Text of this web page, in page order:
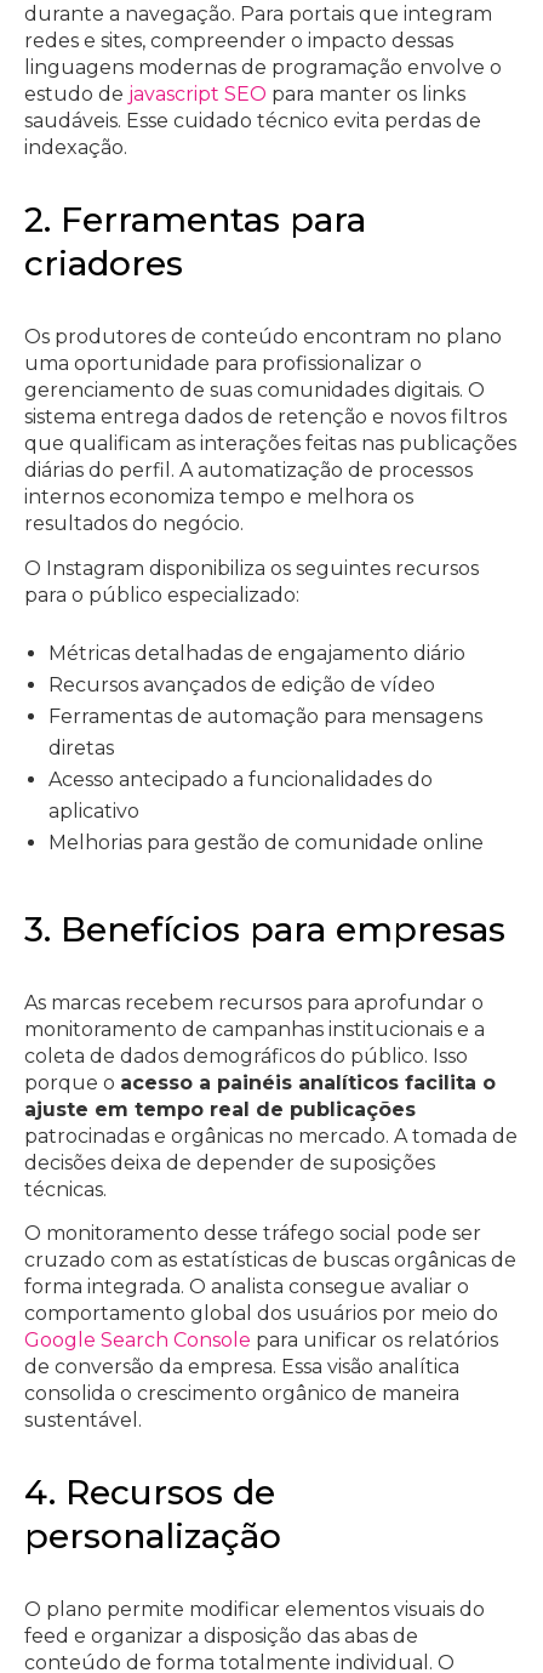
durante a navegação. Para portais que integram
redes e sites, compreender o impacto dessas
linguagens modernas de programação envolve o
estudo de javascript SEO para manter os links
saudáveis. Esse cuidado técnico evita perdas de
indexação.
2. Ferramentas para
criadores
Os produtores de conteúdo encontram no plano
uma oportunidade para profissionalizar o
gerenciamento de suas comunidades digitais. O
sistema entrega dados de retenção e novos filtros
que qualificam as interações feitas nas publicações
diárias do perfil. A automatização de processos
internos economiza tempo e melhora os
resultados do negócio.
O Instagram disponibiliza os seguintes recursos
para o público especializado:
Métricas detalhadas de engajamento diário
Recursos avançados de edição de vídeo
Ferramentas de automação para mensagens
diretas
Acesso antecipado a funcionalidades do
aplicativo
Melhorias para gestão de comunidade online
3. Benefícios para empresas
As marcas recebem recursos para aprofundar o
monitoramento de campanhas institucionais e a
coleta de dados demográficos do público. Isso
porque o acesso a painéis analíticos facilita o
ajuste em tempo real de publicações
patrocinadas e orgânicas no mercado. A tomada de
decisões deixa de depender de suposições
técnicas.
O monitoramento desse tráfego social pode ser
cruzado com as estatísticas de buscas orgânicas de
forma integrada. O analista consegue avaliar o
comportamento global dos usuários por meio do
Google Search Console para unificar os relatórios
de conversão da empresa. Essa visão analítica
consolida o crescimento orgânico de maneira
sustentável.
4. Recursos de
personalização
O plano permite modificar elementos visuais do
feed e organizar a disposição das abas de
conteúdo de forma totalmente individual. O